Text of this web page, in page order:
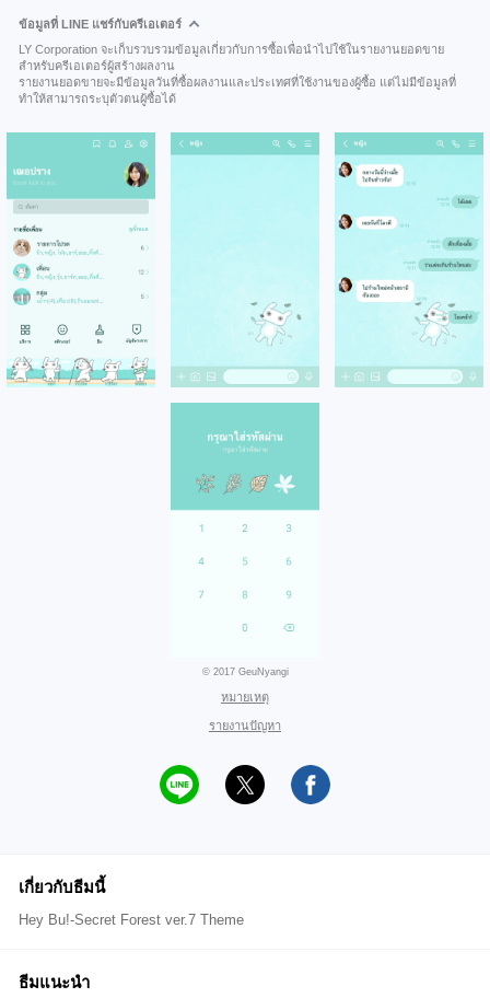
ข้อมูลที่ LINE แชร์กับครีเอเตอร์
LY Corporation จะเก็บรวบรวมข้อมูลเกี่ยวกับการซื้อเพื่อนำไปใช้ในรายงานยอดขาย
สำหรับครีเอเตอร์ผู้สร้างผลงาน
รายงานยอดขายจะมีข้อมูลวันที่ซื้อผลงานและประเทศที่ใช้งานของผู้ซื้อ แต่ไม่มีข้อมูลที่
ทำให้สามารถระบุตัวตนผู้ซื้อได้
© 2017 GeuNyangi
หมายเหตุ
รายงานปัญหา
เกี่ยวกับธีมนี้
Hey Bu!-Secret Forest ver.7 Theme
ธีมแนะนำ